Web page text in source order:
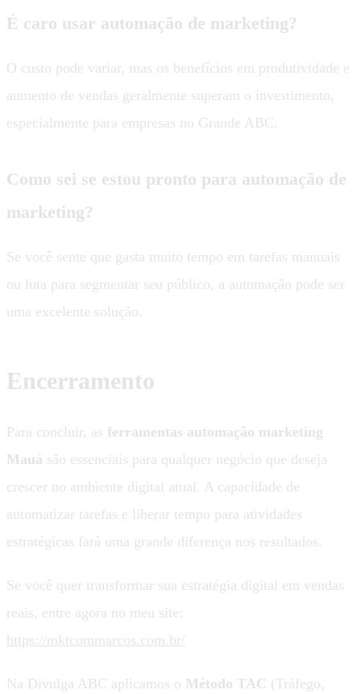
É caro usar automação de marketing?
O custo pode variar, mas os benefícios em produtividade e
aumento de vendas geralmente superam o investimento,
especialmente para empresas no Grande ABC.
Como sei se estou pronto para automação de
marketing?
Se você sente que gasta muito tempo em tarefas manuais
ou luta para segmentar seu público, a automação pode ser
uma excelente solução.
Encerramento
Para concluir, as ferramentas automação marketing
Mauá são essenciais para qualquer negócio que deseja
crescer no ambiente digital atual. A capacidade de
automatizar tarefas e liberar tempo para atividades
estratégicas fará uma grande diferença nos resultados.
Se você quer transformar sua estratégia digital em vendas
reais, entre agora no meu site:
https://mktcommarcos.com.br/
Na Divulga ABC aplicamos o Método TAC (Tráfego,